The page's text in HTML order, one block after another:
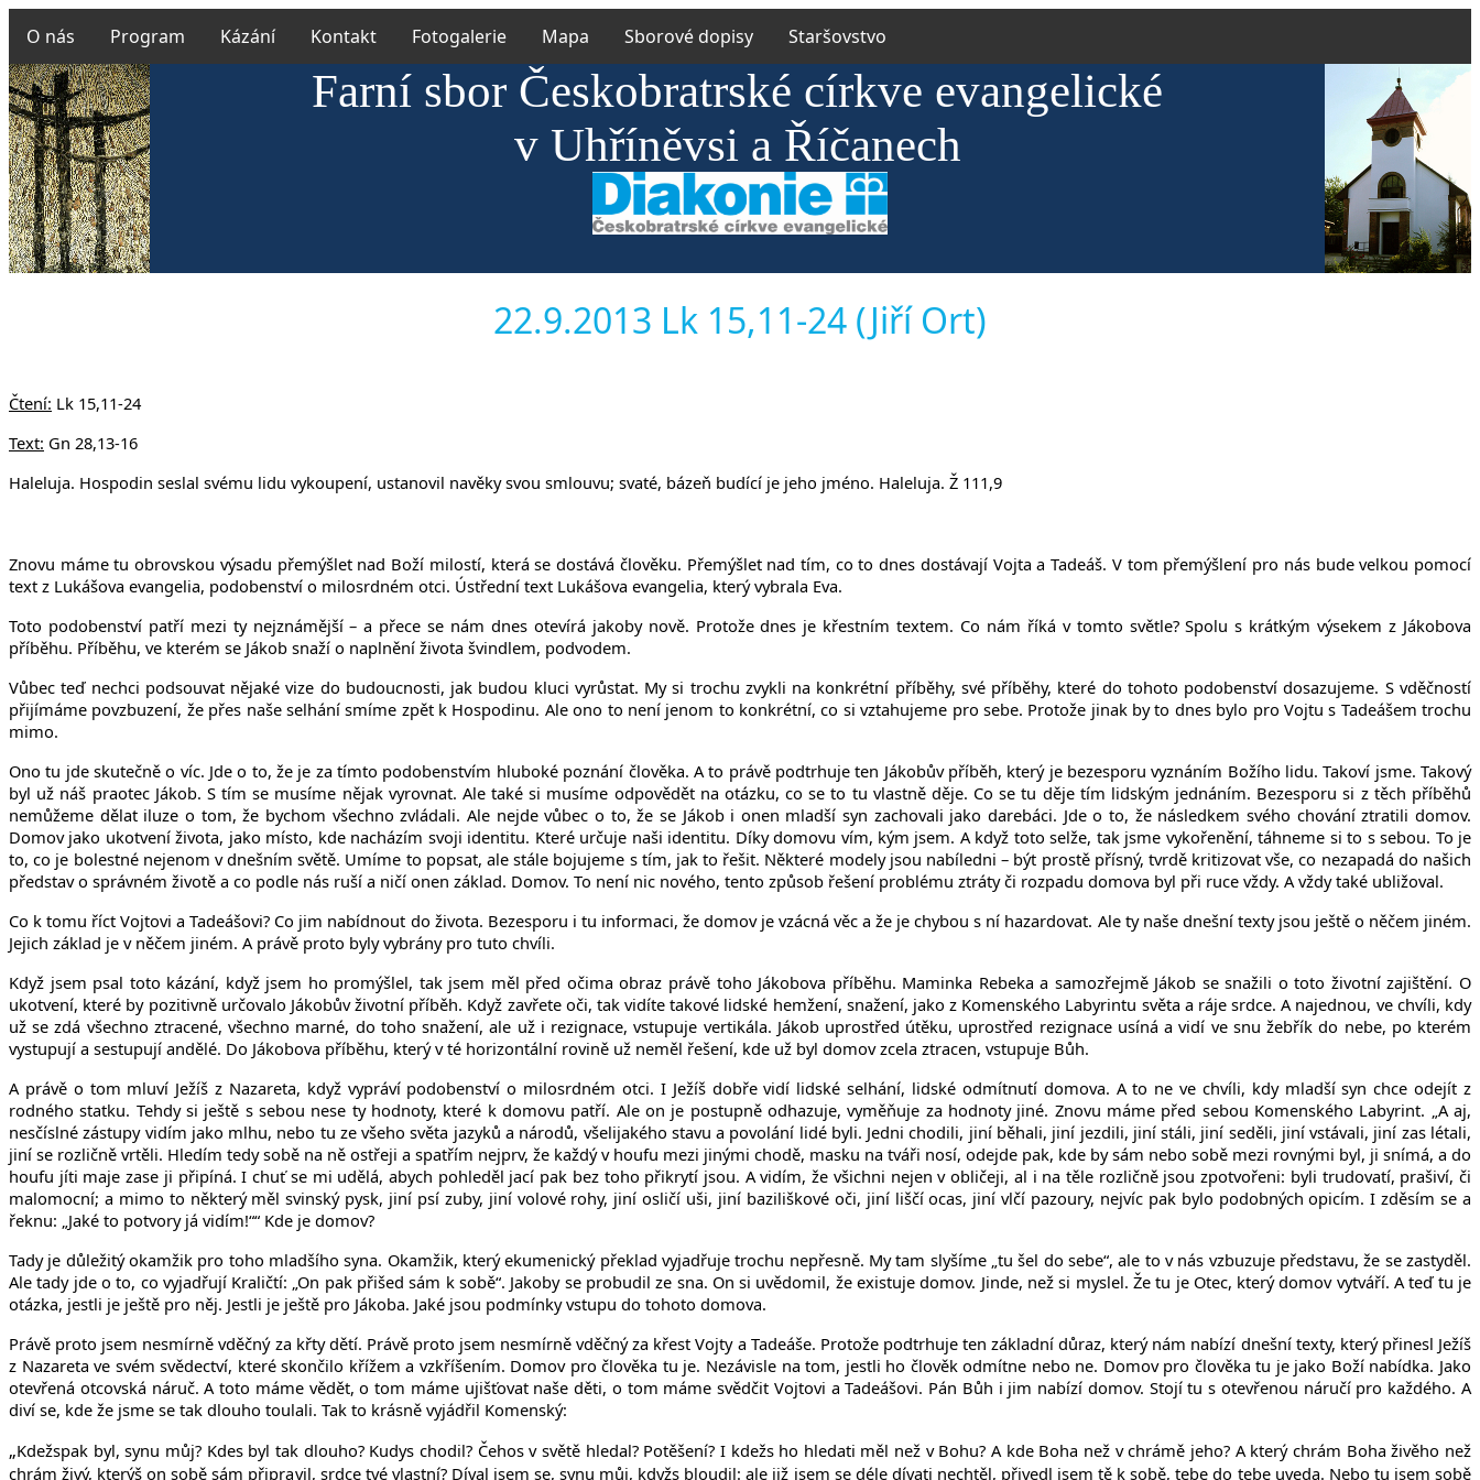
O nás Program Kázání Kontakt Fotogalerie Mapa Sborové dopisy Staršovstvo
Farní sbor Českobratrské církve evangelické
v Uhříněvsi a Říčanech
22.9.2013 Lk 15,11-24 (Jiří Ort)
Čtení: Lk 15,11-24
Text: Gn 28,13-16
Haleluja. Hospodin seslal svému lidu vykoupení, ustanovil navěky svou smlouvu; svaté, bázeň budící je jeho jméno. Haleluja. Ž 111,9
Znovu máme tu obrovskou výsadu přemýšlet nad Boží milostí, která se dostává člověku. Přemýšlet nad tím, co to dnes dostávají Vojta a Tadeáš. V tom přemýšlení pro nás bude velkou pomocí
text z Lukášova evangelia, podobenství o milosrdném otci. Ústřední text Lukášova evangelia, který vybrala Eva.
Toto podobenství patří mezi ty nejznámější – a přece se nám dnes otevírá jakoby nově. Protože dnes je křestním textem. Co nám říká v tomto světle? Spolu s krátkým výsekem z Jákobova
příběhu. Příběhu, ve kterém se Jákob snaží o naplnění života švindlem, podvodem.
Vůbec teď nechci podsouvat nějaké vize do budoucnosti, jak budou kluci vyrůstat. My si trochu zvykli na konkrétní příběhy, své příběhy, které do tohoto podobenství dosazujeme. S vděčností
přijímáme povzbuzení, že přes naše selhání smíme zpět k Hospodinu. Ale ono to není jenom to konkrétní, co si vztahujeme pro sebe. Protože jinak by to dnes bylo pro Vojtu s Tadeášem trochu
mimo.
Ono tu jde skutečně o víc. Jde o to, že je za tímto podobenstvím hluboké poznání člověka. A to právě podtrhuje ten Jákobův příběh, který je bezesporu vyznáním Božího lidu. Takoví jsme. Takový
byl už náš praotec Jákob. S tím se musíme nějak vyrovnat. Ale také si musíme odpovědět na otázku, co se to tu vlastně děje. Co se tu děje tím lidským jednáním. Bezesporu si z těch příběhů
nemůžeme dělat iluze o tom, že bychom všechno zvládali. Ale nejde vůbec o to, že se Jákob i onen mladší syn zachovali jako darebáci. Jde o to, že následkem svého chování ztratili domov.
Domov jako ukotvení života, jako místo, kde nacházím svoji identitu. Které určuje naši identitu. Díky domovu vím, kým jsem. A když toto selže, tak jsme vykořenění, táhneme si to s sebou. To je
to, co je bolestné nejenom v dnešním světě. Umíme to popsat, ale stále bojujeme s tím, jak to řešit. Některé modely jsou nabíledni – být prostě přísný, tvrdě kritizovat vše, co nezapadá do našich
představ o správném životě a co podle nás ruší a ničí onen základ. Domov. To není nic nového, tento způsob řešení problému ztráty či rozpadu domova byl při ruce vždy. A vždy také ubližoval.
Co k tomu říct Vojtovi a Tadeášovi? Co jim nabídnout do života. Bezesporu i tu informaci, že domov je vzácná věc a že je chybou s ní hazardovat. Ale ty naše dnešní texty jsou ještě o něčem jiném.
Jejich základ je v něčem jiném. A právě proto byly vybrány pro tuto chvíli.
Když jsem psal toto kázání, když jsem ho promýšlel, tak jsem měl před očima obraz právě toho Jákobova příběhu. Maminka Rebeka a samozřejmě Jákob se snažili o toto životní zajištění. O
ukotvení, které by pozitivně určovalo Jákobův životní příběh. Když zavřete oči, tak vidíte takové lidské hemžení, snažení, jako z Komenského Labyrintu světa a ráje srdce. A najednou, ve chvíli, kdy
už se zdá všechno ztracené, všechno marné, do toho snažení, ale už i rezignace, vstupuje vertikála. Jákob uprostřed útěku, uprostřed rezignace usíná a vidí ve snu žebřík do nebe, po kterém
vystupují a sestupují andělé. Do Jákobova příběhu, který v té horizontální rovině už neměl řešení, kde už byl domov zcela ztracen, vstupuje Bůh.
A právě o tom mluví Ježíš z Nazareta, když vypráví podobenství o milosrdném otci. I Ježíš dobře vidí lidské selhání, lidské odmítnutí domova. A to ne ve chvíli, kdy mladší syn chce odejít z
rodného statku. Tehdy si ještě s sebou nese ty hodnoty, které k domovu patří. Ale on je postupně odhazuje, vyměňuje za hodnoty jiné. Znovu máme před sebou Komenského Labyrint. „A aj,
nesčíslné zástupy vidím jako mlhu, nebo tu ze všeho světa jazyků a národů, všelijakého stavu a povolání lidé byli. Jedni chodili, jiní běhali, jiní jezdili, jiní stáli, jiní seděli, jiní vstávali, jiní zas létali,
jiní se rozličně vrtěli. Hledím tedy sobě na ně ostřeji a spatřím nejprv, že každý v houfu mezi jinými chodě, masku na tváři nosí, odejde pak, kde by sám nebo sobě mezi rovnými byl, ji snímá, a do
houfu jíti maje zase ji připíná. I chuť se mi udělá, abych pohleděl jací pak bez toho přikrytí jsou. A vidím, že všichni nejen v obličeji, al i na těle rozličně jsou zpotvořeni: byli trudovatí, prašiví, či
malomocní; a mimo to některý měl svinský pysk, jiní psí zuby, jiní volové rohy, jiní osličí uši, jiní baziliškové oči, jiní liščí ocas, jiní vlčí pazoury, nejvíc pak bylo podobných opicím. I zděsím se a
řeknu: „Jaké to potvory já vidím!““ Kde je domov?
Tady je důležitý okamžik pro toho mladšího syna. Okamžik, který ekumenický překlad vyjadřuje trochu nepřesně. My tam slyšíme „tu šel do sebe“, ale to v nás vzbuzuje představu, že se zastyděl.
Ale tady jde o to, co vyjadřují Kraličtí: „On pak přišed sám k sobě“. Jakoby se probudil ze sna. On si uvědomil, že existuje domov. Jinde, než si myslel. Že tu je Otec, který domov vytváří. A teď tu je
otázka, jestli je ještě pro něj. Jestli je ještě pro Jákoba. Jaké jsou podmínky vstupu do tohoto domova.
Právě proto jsem nesmírně vděčný za křty dětí. Právě proto jsem nesmírně vděčný za křest Vojty a Tadeáše. Protože podtrhuje ten základní důraz, který nám nabízí dnešní texty, který přinesl Ježíš
z Nazareta ve svém svědectví, které skončilo křížem a vzkříšením. Domov pro člověka tu je. Nezávisle na tom, jestli ho člověk odmítne nebo ne. Domov pro člověka tu je jako Boží nabídka. Jako
otevřená otcovská náruč. A toto máme vědět, o tom máme ujišťovat naše děti, o tom máme svědčit Vojtovi a Tadeášovi. Pán Bůh i jim nabízí domov. Stojí tu s otevřenou náručí pro každého. A
diví se, kde že jsme se tak dlouho toulali. Tak to krásně vyjádřil Komenský:
„Kdežspak byl, synu můj? Kdes byl tak dlouho? Kudys chodil? Čehos v světě hledal? Potěšení? I kdežs ho hledati měl než v Bohu? A kde Boha než v chrámě jeho? A který chrám Boha živěho než
chrám živý, kterýš on sobě sám připravil, srdce tvé vlastní? Díval jsem se, synu můj, kdyžs bloudil: ale již jsem se déle dívati nechtěl, přivedl jsem tě k sobě, tebe do tebe uveda. Nebo tu jsem sobě